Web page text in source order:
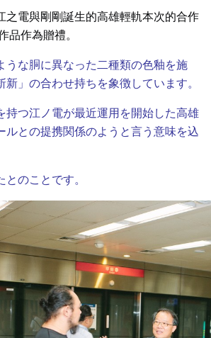
之電與剛剛誕生的高雄輕軌本次的合作
品作為贈禮。
うな胴に異なった二種類の色釉を施
新」の合わせ持ちを象徴しています。
持つ江ノ電が最近運用を開始した高雄
ルとの提携関係のようと言う意味を込
とのことです。